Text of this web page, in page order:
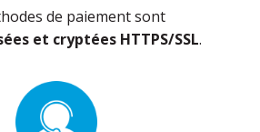
de paiement sont
et cryptées HTTPS/SSL.